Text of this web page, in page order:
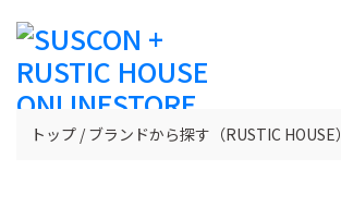
トップ ブランドから探す（RUSTIC HOUSE）